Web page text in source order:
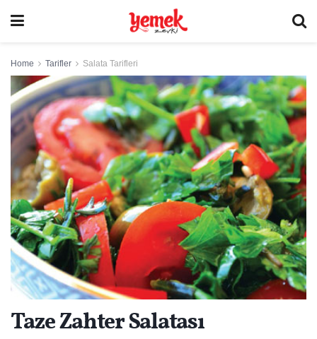
Home Tarifler Salata Tarifleri
Taze Zahter Salatası